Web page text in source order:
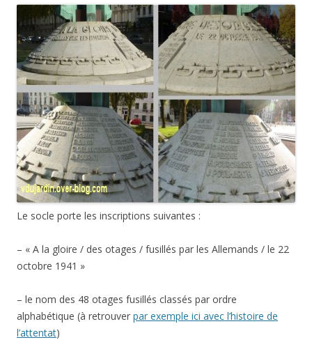
Le socle porte les inscriptions suivantes :
– « A la gloire / des otages / fusillés par les Allemands / le 22
octobre 1941 »
– le nom des 48 otages fusillés classés par ordre
alphabétique (à retrouver par exemple ici avec l’histoire de
l’attentat)